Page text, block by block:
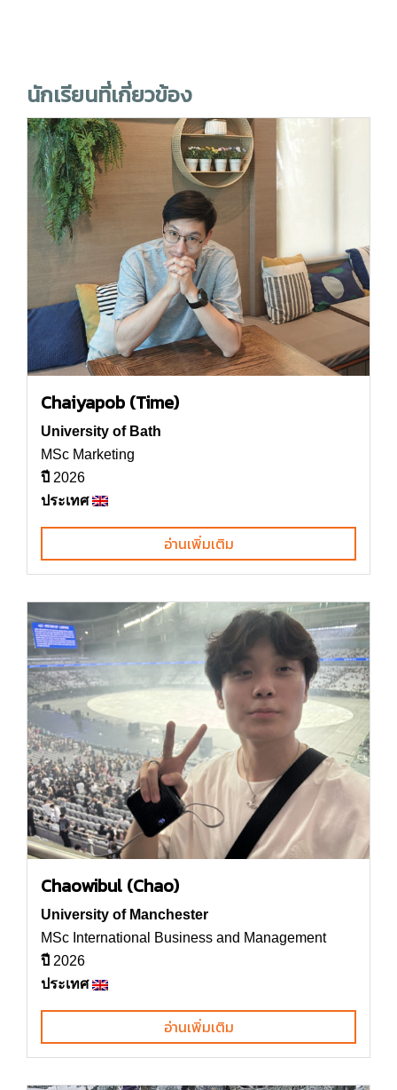
นักเรียนที่เกี่ยวข้อง
Chaiyapob (Time)
University of Bath
MSc Marketing
ปี 2026
ประเทศ
อ่านเพิ่มเติม
Chaowibul (Chao)
University of Manchester
MSc International Business and Management
ปี 2026
ประเทศ
อ่านเพิ่มเติม